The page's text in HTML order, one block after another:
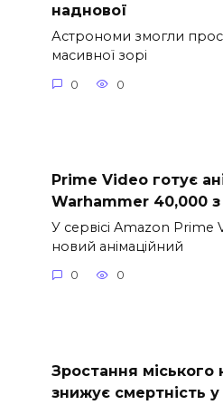
наднової
Астрономи змогли
масивної зорі
0 0
Prime Video готує
Warhammer 40,000 з
У сервісі Amazon Prime
новий анімаційний
0 0
Зростання міського
знижує смертність